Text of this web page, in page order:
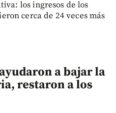
los ingresos de los
cerca de 24 veces más
a bajar la
restaron a los